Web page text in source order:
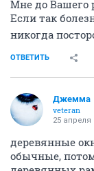
Мне до Вашего
Если так
никогда
ОТВЕТИТЬ
Джемма
veteran
25 апреля
деревянные
обычные,